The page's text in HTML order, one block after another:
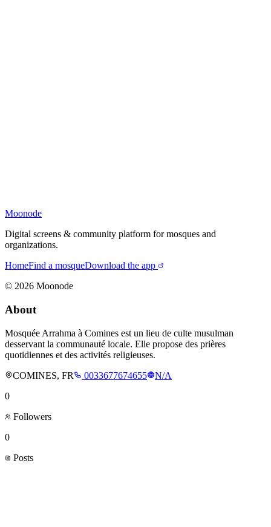
Moonode
Digital screens & community platform for mosques and
organizations.
HomeFind a mosqueDownload the app
© 2026 Moonode
About
Mosquée Arrahma à Comines est un lieu de culte musulman
desservant la communauté locale. Elle propose des prières
quotidiennes et des activités religieuses.
COMINES, FR
0033677674655
N/A
0
Followers
0
Posts